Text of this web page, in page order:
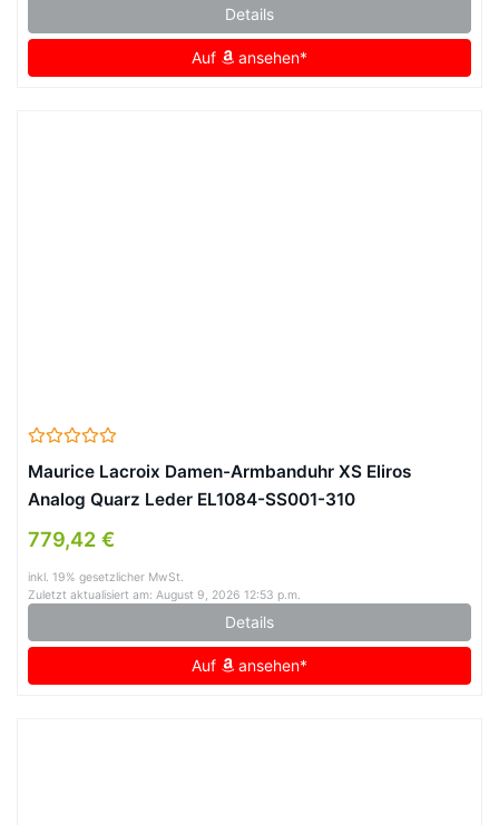
Details
Auf ansehen*
Maurice Lacroix Damen-Armbanduhr XS Eliros
Analog Quarz Leder EL1084-SS001-310
779,42 €
inkl. 19% gesetzlicher MwSt.
Zuletzt aktualisiert am: August 9, 2026 12:53 p.m.
Details
Auf ansehen*